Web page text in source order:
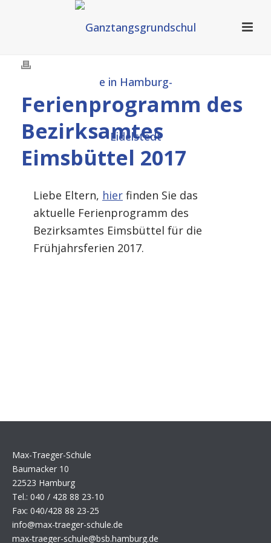
Ferienprogramm des
Bezirksamtes
Eimsbüttel 2017
Liebe Eltern, hier finden Sie das
aktuelle Ferienprogramm des
Bezirksamtes Eimsbüttel für die
Frühjahrsferien 2017.
Max-Traeger-Schule
Baumacker 10
22523 Hamburg
Tel.: 040 / 428 88 23-10
Fax: 040/428 88 23-25
info@max-traeger-schule.de
max-traeger-schule@bsb.hamburg.de